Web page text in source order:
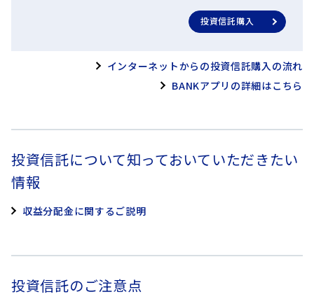
投資信託購入
インターネットからの投資信託購入の流れ
BANKアプリの詳細はこちら
投資信託について知っておいていただきたい
情報
収益分配金に関するご説明
投資信託のご注意点